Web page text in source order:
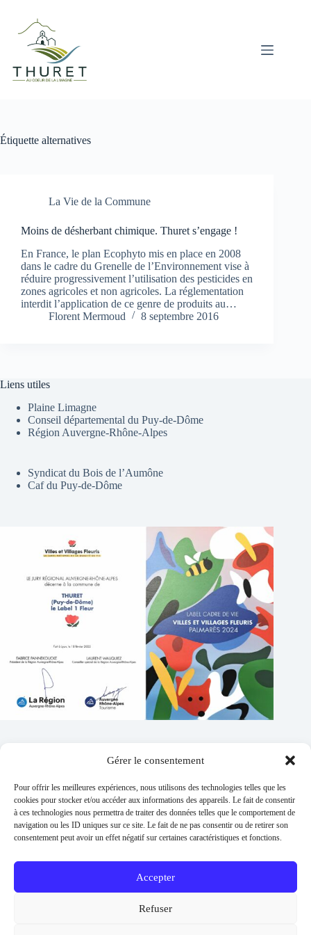
Gérer le consentement
Pour offrir les meilleures expériences, nous utilisons des technologies telles que les
cookies pour stocker et/ou accéder aux informations des appareils. Le fait de consentir
à ces technologies nous permettra de traiter des données telles que le comportement de
navigation ou les ID uniques sur ce site. Le fait de ne pas consentir ou de retirer son
consentement peut avoir un effet négatif sur certaines caractéristiques et fonctions.
Accepter
Refuser
contenu
Étiquette alternatives
La Vie de la Commune
Moins de désherbant chimique. Thuret s’engage !
En France, le plan Ecophyto mis en place en 2008
dans le cadre du Grenelle de l’Environnement vise à
réduire progressivement l’utilisation des pesticides en
zones agricoles et non agricoles. La réglementation
interdit l’application de ce genre de produits au…
Florent Mermoud
8 septembre 2016
Liens utiles
Plaine Limagne
Conseil départemental du Puy-de-Dôme
Région Auvergne-Rhône-Alpes
Syndicat du Bois de l’Aumône
Caf du Puy-de-Dôme
Addresse :
1 place de l'église 63260 Thuret
Phone:
04 73 97 91 58
E-mail :
Permanences :
Lundi et jeudi 13h30 - 17h30 / Mardi et